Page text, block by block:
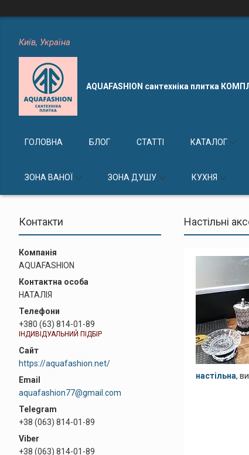
Київ, Україна
AQUAFASHION сантехніка плитка
ГОЛОВНА БЛОГ СТАТТІ КАТАЛОГ
ЗОНА ВАНОЇ ЗОНА ДУШУ КУХНЯ
Контакти
AQUAFASHION
НАТАЛІЯ
+380 (63) 814-01-89
ІНДИВІДУАЛЬНИЙ ПІДБІР
https://aquafashion.net/
aquafashion77@gmail.com
+38 (063) 814-01-89
+38 (063) 814-01-89
Настільні
настільна,